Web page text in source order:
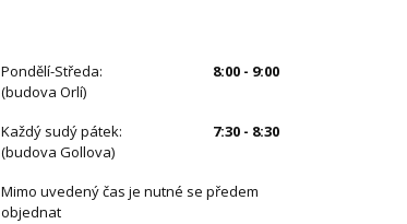
Pondělí-Středa:
8:00 - 9:00
(budova Orlí)
Každý sudý pátek:
7:30 - 8:30
(budova Gollova)
Mimo uvedený čas je nutné se předem
objednat